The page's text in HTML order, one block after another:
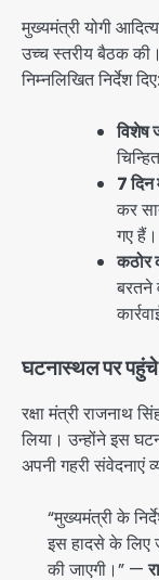
मुख्यमंत्री योगी
उच्च स्तरीय बैठक
निम्नलिखित निर्देश दिए:
विशेष
7 दिन
कर
गए हैं।
कठोर
बरतने
घटनास्थल पर पहुंचे
रक्षा मंत्री राजनाथ
लिया। उन्होंने इस
अपनी गहरी संवेदनाएं
“मुख्यमंत्री के
इस हादसे के लिए
की जाएगी।” —